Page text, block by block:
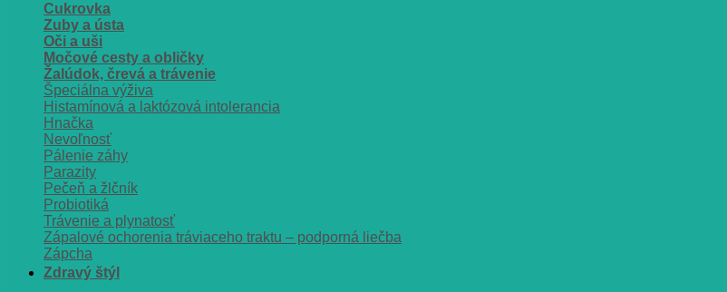
Cukrovka
Zuby a ústa
Oči a uši
Močové cesty a obličky
Žalúdok, črevá a trávenie
Špeciálna výživa
Histamínová a laktózová intolerancia
Hnačka
Nevoľnosť
Pálenie záhy
Parazity
Pečeň a žlčník
Probiotiká
Trávenie a plynatosť
Zápalové ochorenia tráviaceho traktu – podporná liečba
Zápcha
Zdravý štýl